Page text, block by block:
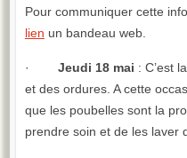
Pour communiquer cette
lien un bandeau web.
· Jeudi 18 mai : C’est
et des ordures. A cette
que les poubelles sont la
prendre soin et de les laver